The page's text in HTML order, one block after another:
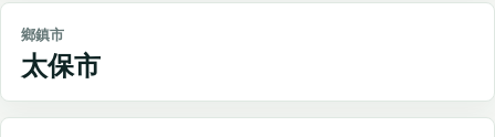
鄉鎮市
太保市